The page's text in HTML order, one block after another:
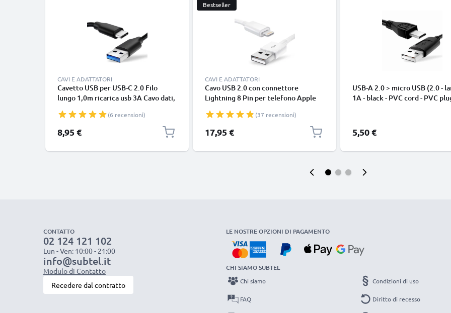
CAVI E ADATTATORI
Cavetto USB per USB-C 2.0 Filo
lungo 1,0m ricarica usb 3A Cavo dati,
smartphone (Samsung, Huawei,
Google Pixel), fotocamera Canon,
Panasonic Lumix, Sony connettore
(6 recensioni)
8,95 €
Bestseller
CAVI E ADATTATORI
Cavo USB 2.0 con connettore
Lightning 8 Pin per telefono Apple
SE filo di 1m cavetto dati & ricarica
in bianco per cellulare
(37 recensioni)
17,95 €
USB-A 2.0 > micro USB (2.0 -
1A - black - PVC cord - PVC
5,50 €
CONTATTO
02 124 121 102
Lun - Ven: 10:00 - 21:00
info@subtel.it
Modulo di Contatto
Recedere dal contratto
LE NOSTRE OPZIONI DI PAGAMENTO
CHI SIAMO SUBTEL
Chi siamo
FAQ
Condizioni di uso
Diritto di recesso